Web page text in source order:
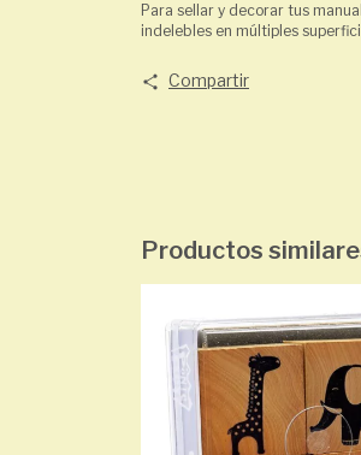
Para sellar y decorar tus
indelebles en múltiples
Compartir
Productos